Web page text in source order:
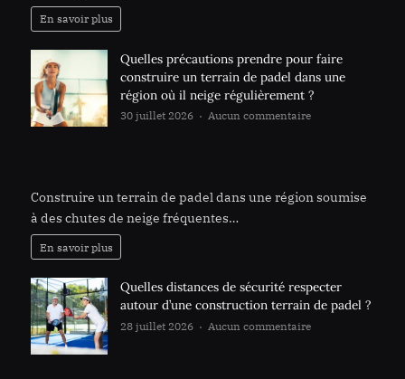
En savoir plus
Quelles précautions prendre pour faire
construire un terrain de padel dans une
région où il neige régulièrement ?
30 juillet 2026 Aucun commentairesur Quelles
Construire un terrain de padel dans une région soumise
à des chutes de neige fréquentes…
En savoir plus
Quelles distances de sécurité respecter
autour d’une construction terrain de padel ?
28 juillet 2026 Aucun commentairesur Quelles